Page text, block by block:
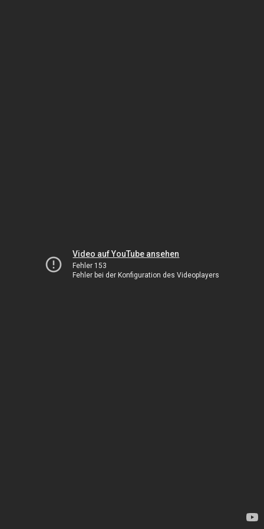
Video auf YouTube ansehen
Fehler 153
Fehler bei der Konfiguration des Videoplayers